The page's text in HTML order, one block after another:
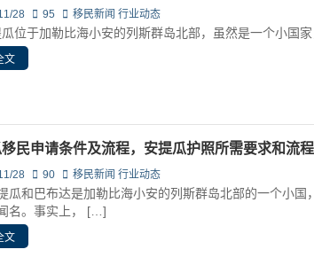
28 95 移民新闻 行业动态
位于加勒比海小安的列斯群岛北部，虽然是一个小国
文
民申请条件及流程，安提瓜护照所需要求和流
28 90 移民新闻 行业动态
和巴布达是加勒比海小安的列斯群岛北部的一个小国
名。事实上， […]
文